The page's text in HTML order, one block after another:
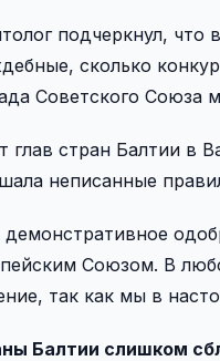
подчеркнул,
сколько
Советского Союза
глав стран Балтии в
неписанные
Союзом. В
так как мы в
Балтии слишком